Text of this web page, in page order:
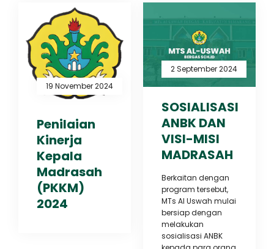
19 November 2024
Penilaian
Kinerja
Kepala
Madrasah
(PKKM)
2024
2 September 2024
SOSIALISASI
ANBK DAN
VISI-MISI
MADRASAH
Berkaitan dengan
program tersebut,
MTs Al Uswah mulai
bersiap dengan
melakukan
sosialisasi ANBK